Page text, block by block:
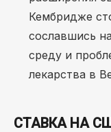
Кембридже
сославшись
среду и
лекарства в
СТАВКА НА